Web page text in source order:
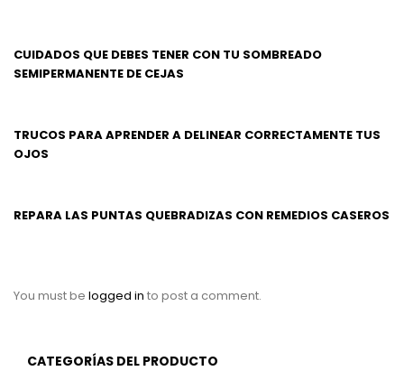
CUIDADOS QUE DEBES TENER CON TU SOMBREADO
SEMIPERMANENTE DE CEJAS
TRUCOS PARA APRENDER A DELINEAR CORRECTAMENTE TUS
OJOS
REPARA LAS PUNTAS QUEBRADIZAS CON REMEDIOS CASEROS
You must be logged in to post a comment.
CATEGORÍAS DEL PRODUCTO